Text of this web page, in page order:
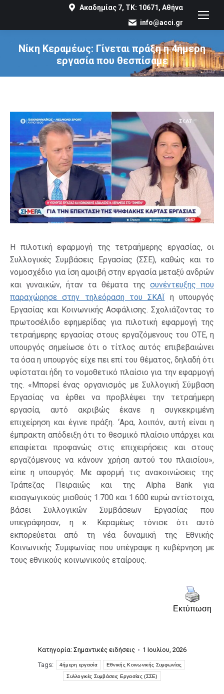
Ακαδημίας 7, ΤΚ: 10671, Αθήνα
info@acci.gr
Νίκη Κεραμέως: Γίνεται πράξη η 4ήμερη
εργασία που θεσπίσαμε
You are here:
Η πιλοτική εφαρμογή της τετραήμερης εργασίας, οι
Συλλογικές Συμβάσεις Εργασίας (ΣΣΕ), καθώς και το
νομοσχέδιο για ίση αμοιβή στην εργασία μεταξύ ανδρών
και γυναικών, ήταν τα θέματα της συνέντευξης που
παραχώρησε στην τηλεόραση του ΣΚΑΪ
η υπουργός
Εργασίας και Κοινωνικής Ασφάλισης. Σχολιάζοντας το
πρωτοσέλιδο εφημερίδας για πιλοτική εφαρμογή της
τετραήμερης εργασίας στους εργαζόμενους του ΟΤΕ, η
υπουργός σημείωσε ότι ο τίτλος αυτός επιβεβαιώνει
τα όσα η υπουργός είχε πει επί του θέματος, δηλαδή ότι
υφίσταται ήδη το νομοθετικό πλαίσιο για την εφαρμογή
της. «Μπορεί ένας οργανισμός με Συλλογική Σύμβαση
Εργασίας να έρθει να προβλέψει την τετραήμερη
εργασία, αυτό ακριβώς έκανε η συγκεκριμένη
επιχείρηση και έγινε πράξη. ‘Αρα, λοιπόν, αυτή είναι η
έμπρακτη απόδειξη ότι το θεσμικό πλαίσιο υπάρχει και
επαφίεται προφανώς στις επιχειρήσεις και στους
εργαζόμενους να κάνουν χρήση αυτού του πλαισίου»,
είπε η υπουργός. Με αφορμή τις ανακοινώσεις της
Τράπεζας Πειραιώς και της Alpha Bank για
εισαγωγικούς μισθούς 1.700 και 1.600 ευρώ αντίστοιχα,
βάσει Συλλογικών Συμβάσεων Εργασίας που
υπεγράφησαν, η κ. Κεραμέως τόνισε ότι αυτό
εκπορεύεται από τη νέα δυναμική της Εθνικής
Κοινωνικής Συμφωνίας που υπέγραψε η κυβέρνηση με
τους εθνικούς κοινωνικούς εταίρους.
Εκτύπωση
Κατηγορία: Σημαντικές ειδήσεις
1 Ιουλίου, 2026
Tags:
4ήμερη εργασία Εθνικής Κοινωνικής Συμφωνίας
Συλλογικές Συμβάσεις Εργασίας (ΣΣΕ)